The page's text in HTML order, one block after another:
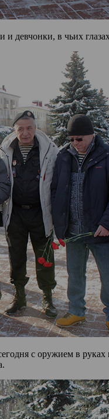
в чьих
с оружием в